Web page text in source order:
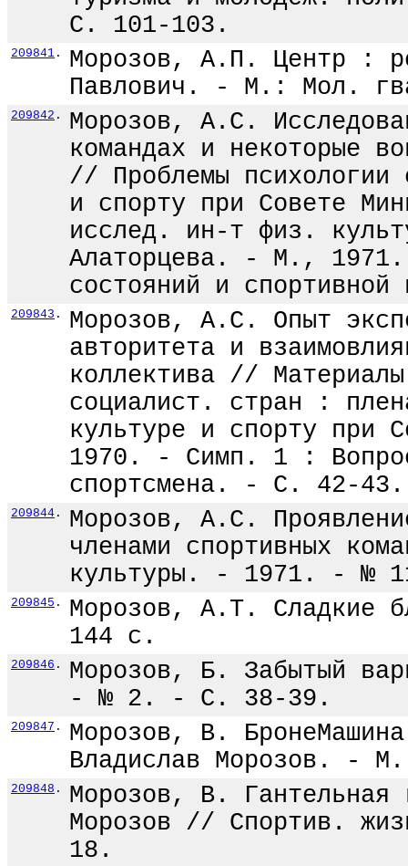
С. 101-103.
209841 .
Морозов, А.П. Центр :
Павлович. - М.: Мол.
209842 .
Морозов, А.С.
командах и некоторые
// Проблемы
и спорту при Совете
исслед. ин-т физ.
Алаторцева. - М.,
состояний и
209843 .
Морозов, А.С. Опыт
авторитета и
коллектива //
социалист. стран :
культуре и спорту при
1970. - Симп. 1 :
спортсмена. - С. 42-43.
209844 .
Морозов, А.С.
членами спортивных
культуры. - 1971. - №
209845 .
Морозов, А.Т. Сладкие
144 с.
209846 .
Морозов, Б. Забытый
- № 2. - С. 38-39.
209847 .
Морозов, В.
Владислав Морозов. -
209848 .
Морозов, В. Гантельная
Морозов // Спортив.
18.